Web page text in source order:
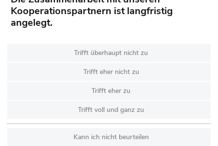
Kooperationspartnern ist langfristig
angelegt.
Trifft überhaupt nicht zu
Trifft eher nicht zu
Trifft eher zu
Trifft voll und ganz zu
Kann ich nicht beurteilen